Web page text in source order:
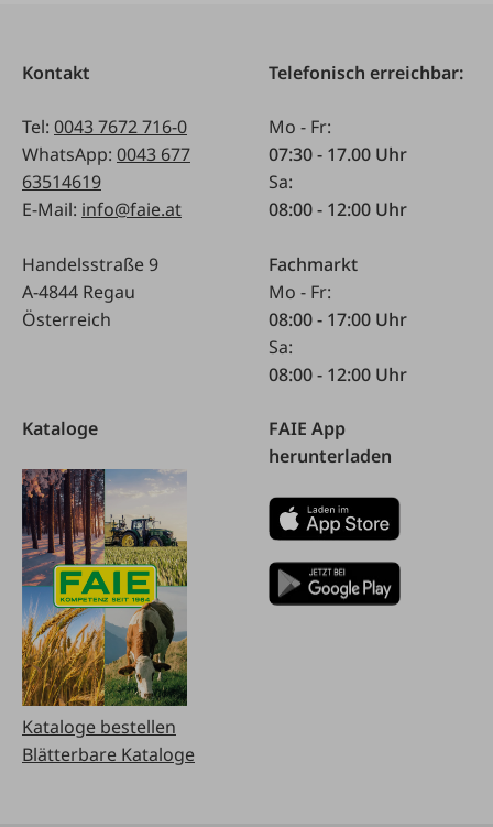
Kontakt
Tel: 0043 7672 716-0
WhatsApp: 0043 677
63514619
E-Mail: info@faie.at
Handelsstraße 9
A-4844 Regau
Österreich
Telefonisch erreichbar:
Mo - Fr:
07:30 - 17.00 Uhr
Sa:
08:00 - 12:00 Uhr
Fachmarkt
Mo - Fr:
08:00 - 17:00 Uhr
Sa:
08:00 - 12:00 Uhr
Kataloge
Kataloge bestellen
Blätterbare Kataloge
FAIE App
herunterladen